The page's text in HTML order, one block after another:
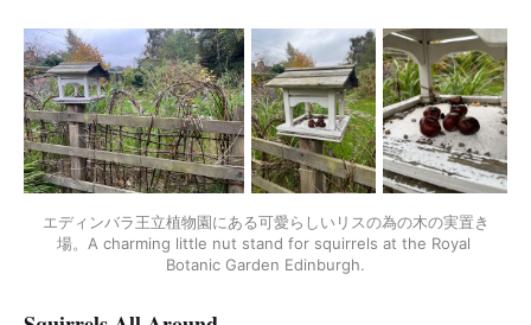
エディンバラ王立植物園にある可愛らしいリスの為の木の実置き
場。A charming little nut stand for squirrels at the Royal
Botanic Garden Edinburgh.